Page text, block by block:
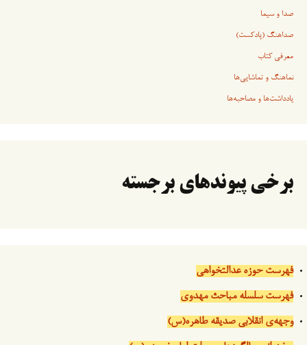
صدا و سیما
صداهنگ (پادکست)
معرفی کتاب
نماهنگ و تماشایی‌ها
یادداشت‌ها و مصاحبه‌ها
برخی پیوندهای برجسته
فهرست حوزه عدالتخواهی
فهرست سلسله مباحث مهدوی
وجهه‌ی انقلابی صدیقه طاهره(س)